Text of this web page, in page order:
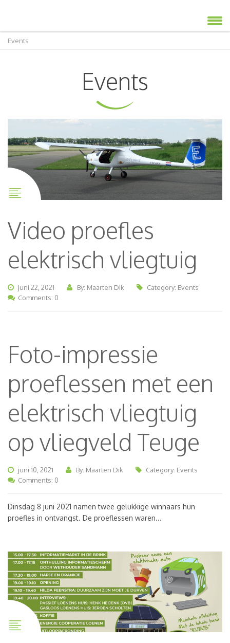
Events
Events
Video proefles
elektrisch vliegtuig
juni 22, 2021 By: Maarten Dik Category: Events
Comments: 0
Foto-impressie
proeflessen met een
elektrisch vliegtuig
op vliegveld Teuge
juni 10, 2021 By: Maarten Dik Category: Events
Comments: 0
Dinsdag 8 juni 2021 namen twee gelukkige winnaars hun
proefles in ontvangst. De proeflessen waren...